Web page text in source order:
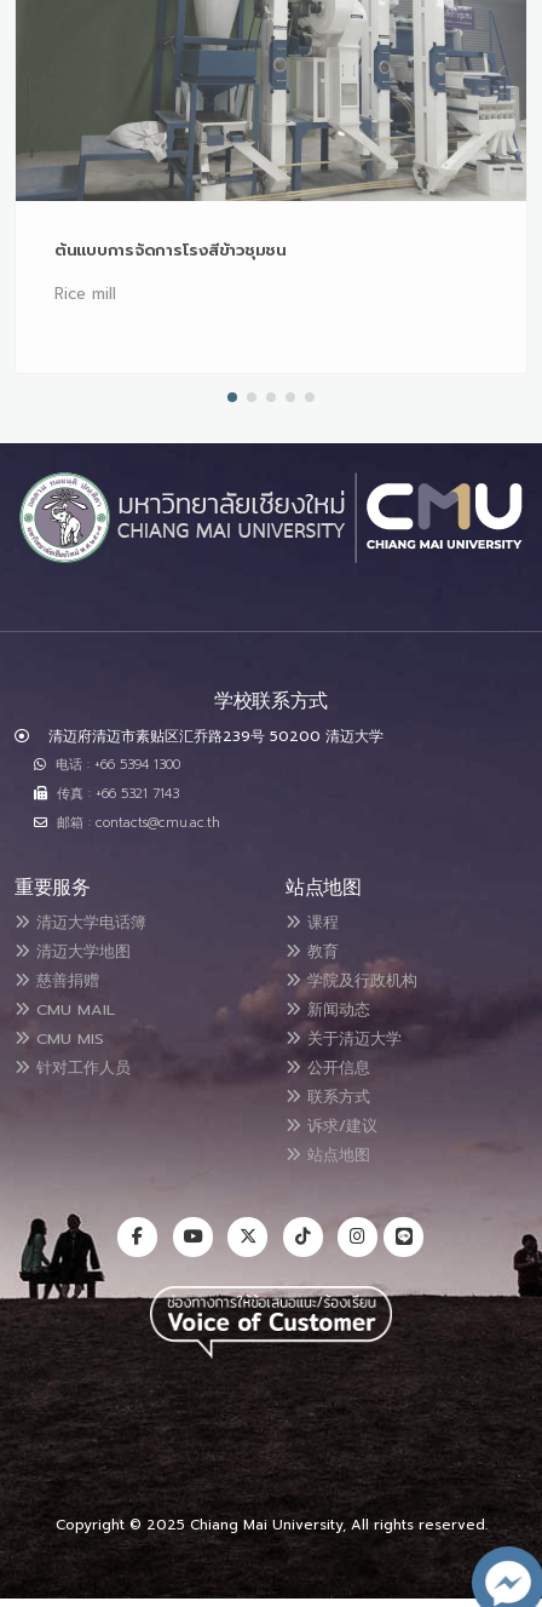
ต้นแบบการจัดการโรงสีข้าวชุมชน
Rice mill
学校联系方式
清迈府清迈市素贴区汇乔路239号 50200 清迈大学
电话 : +66 5394 1300
传真 : +66 5321 7143
邮箱 : contacts@cmu.ac.th
重要服务
清迈大学电话簿
清迈大学地图
慈善捐赠
CMU MAIL
CMU MIS
针对工作人员
站点地图
课程
教育
学院及行政机构
新闻动态
关于清迈大学
公开信息
联系方式
诉求/建议
站点地图
Copyright © 2025 Chiang Mai University, All rights reserved.